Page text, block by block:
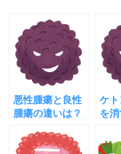
悪性腫瘍と良性
腫瘍の違いは？
理由
ケ
を
の